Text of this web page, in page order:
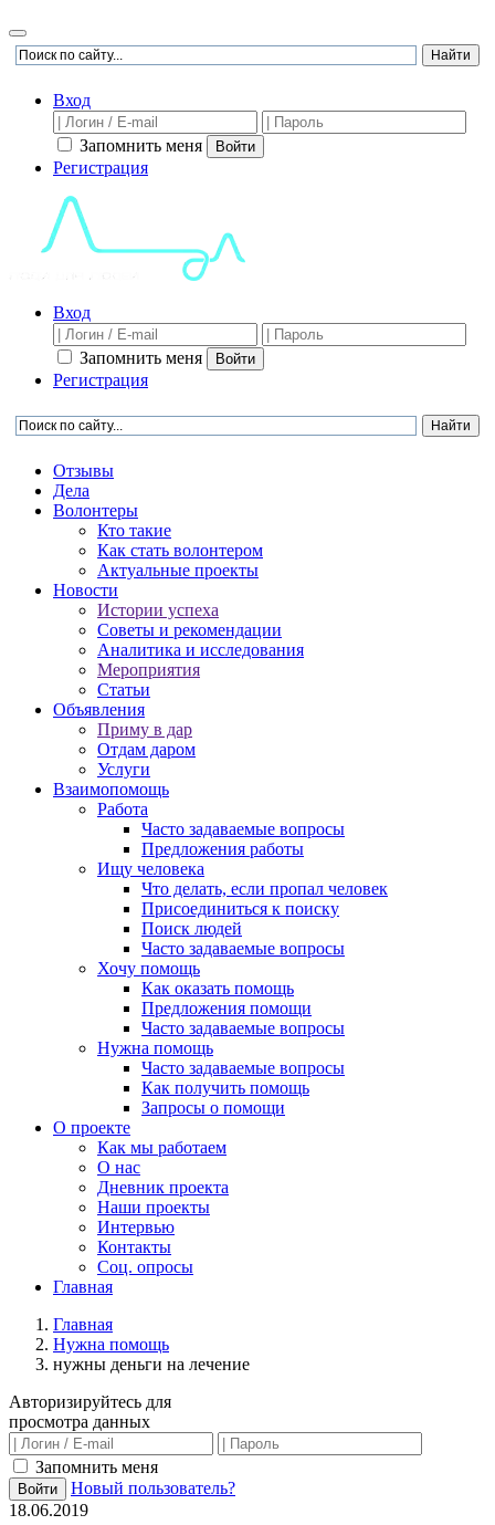
Вход
Запомнить меня Войти
Регистрация
Вход
Запомнить меня Войти
Регистрация
Отзывы
Дела
Волонтеры
Кто такие
Как стать волонтером
Актуальные проекты
Новости
Истории успеха
Советы и рекомендации
Аналитика и исследования
Мероприятия
Статьи
Объявления
Приму в дар
Отдам даром
Услуги
Взаимопомощь
Работа
Часто задаваемые вопросы
Предложения работы
Ищу человека
Что делать, если пропал человек
Присоединиться к поиску
Поиск людей
Часто задаваемые вопросы
Хочу помощь
Как оказать помощь
Предложения помощи
Часто задаваемые вопросы
Нужна помощь
Часто задаваемые вопросы
Как получить помощь
Запросы о помощи
О проекте
Как мы работаем
О нас
Дневник проекта
Наши проекты
Интервью
Контакты
Соц. опросы
Главная
Главная
Нужна помощь
нужны деньги на лечение
Авторизируйтесь для
просмотра данных
Запомнить меня
Войти
Новый пользователь?
18.06.2019